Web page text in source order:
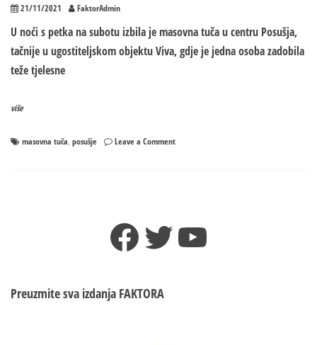
21/11/2021 FaktorAdmin
U noći s petka na subotu izbila je masovna tuča u centru Posušja,
tačnije u ugostiteljskom objektu Viva, gdje je jedna osoba zadobila
teže tjelesne
više
masovna tuča posušje Leave a Commenton
kuka
Facebook
TwitterYouTube
Preuzmite sva izdanja FAKTORA